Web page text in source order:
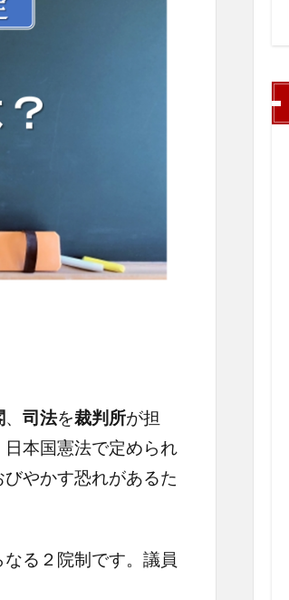
、 司法を裁判所が担
日本国憲法で定められ
やかす恐れがあるた
なる２院制です。議員